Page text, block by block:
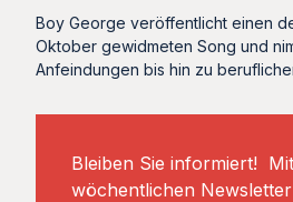
Boy George veröffentlicht einen
Oktober gewidmeten Song und
Anfeindungen bis hin zu
Bleiben Sie informiert!
wöchentlichen